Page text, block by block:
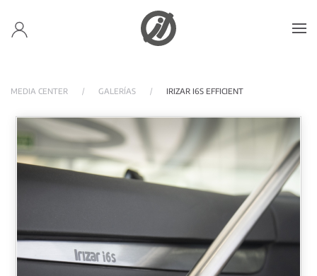
Skip to main content
MEDIA CENTER GALERÍAS IRIZAR I6S EFFICIENT